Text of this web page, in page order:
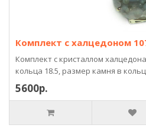
Комплект с халцедоном
Комплект с кристаллом
кольца 18.5, размер камня в
5600р.